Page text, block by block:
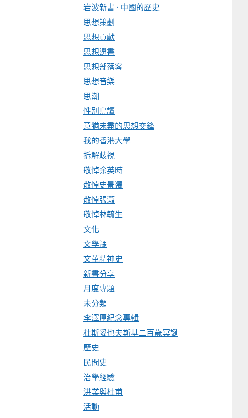
岩波新書 · 中國的歷史
思想策劃
思想貢獻
思想選書
思想部落客
思想音樂
思潮
性別島讀
意猶未盡的思想交鋒
我的香港大學
拆解歧視
敬悼余英時
敬悼史景遷
敬悼張灝
敬悼林毓生
文化
文學課
文革精神史
新書分享
月度專題
未分類
李澤厚紀念專輯
杜斯妥也夫斯基二百歲冥誕
歷史
民間史
治學經驗
洪業與杜甫
活動